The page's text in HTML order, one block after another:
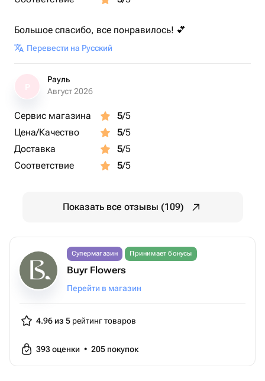
Большое спасибо, все понравилось! 💕
Перевести на Русский
Рауль
Август 2026
Сервис магазина 5/5
Цена/Качество
5/5
Доставка
5/5
Соответствие
5/5
Показать все отзывы (109)
Супермагазин Принимает бонусы
Buyr Flowers
Перейти в магазин
4.96 из 5 рейтинг товаров
393оценки • 205 покупок